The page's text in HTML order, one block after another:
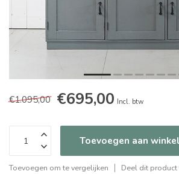
€1.095,00 €695,00 Incl. btw
Toevoegen aan
Toevoegen om te vergelijken Deel dit product